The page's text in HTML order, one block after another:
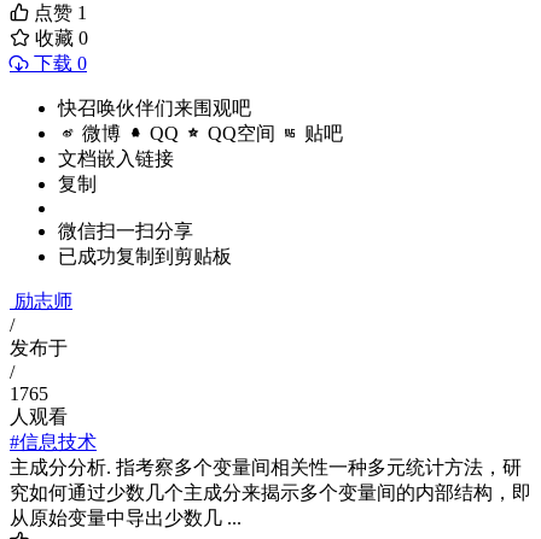
点赞 1
收藏 0
下载 0
快召唤伙伴们来围观吧
微博 QQ QQ空间 贴吧
文档嵌入链接
复制
微信扫一扫分享
已成功复制到剪贴板
励志师
/
发布于
/
1765
人观看
#信息技术
主成分分析. 指考察多个变量间相关性一种多元统计方法，研
究如何通过少数几个主成分来揭示多个变量间的内部结构，即
从原始变量中导出少数几 ...